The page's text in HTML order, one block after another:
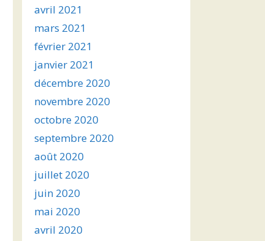
avril 2021
mars 2021
février 2021
janvier 2021
décembre 2020
novembre 2020
octobre 2020
septembre 2020
août 2020
juillet 2020
juin 2020
mai 2020
avril 2020